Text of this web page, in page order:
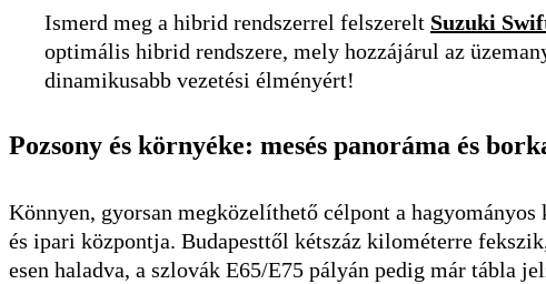
Ismerd meg a hibrid rendszerrel felszerelt Suzuki
optimális hibrid rendszere, mely hozzájárul az
dinamikusabb vezetési élményért!
Pozsony és környéke: mesés panoráma és
Könnyen, gyorsan megközelíthető célpont a
és ipari központja. Budapesttől kétszáz kilométerre
esen haladva, a szlovák E65/E75 pályán pedig már tábla